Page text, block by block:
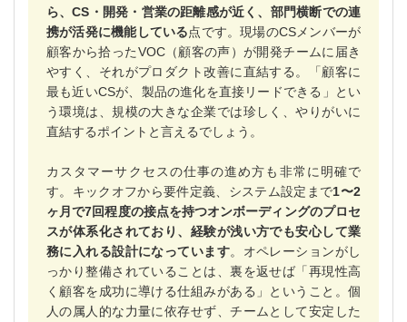
ら、CS・開発・営業の距離感が近く、部門横断での連
携が活発に機能している点です。現場のCSメンバーが
顧客から拾ったVOC（顧客の声）が開発チームに届き
やすく、それがプロダクト改善に直結する。「顧客に
最も近いCSが、製品の進化を直接リードできる」とい
う環境は、規模の大きな企業では珍しく、やりがいに
直結するポイントと言えるでしょう。
カスタマーサクセスの仕事の進め方も非常に明確で
す。キックオフから要件定義、システム設定まで1〜2
ヶ月で7回程度の接点を持つオンボーディングのプロセ
スが体系化されており、経験が浅い方でも安心して業
務に入れる設計になっています。オペレーションがし
っかり整備されていることは、裏を返せば「再現性高
く顧客を成功に導ける仕組みがある」ということ。個
人の属人的な力量に依存せず、チームとして安定した